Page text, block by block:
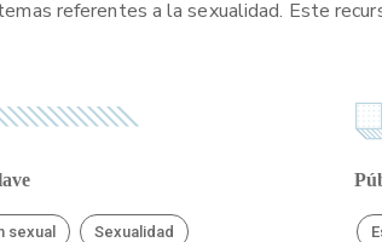
referentes a la sexualidad. Este
sexual Sexualidad